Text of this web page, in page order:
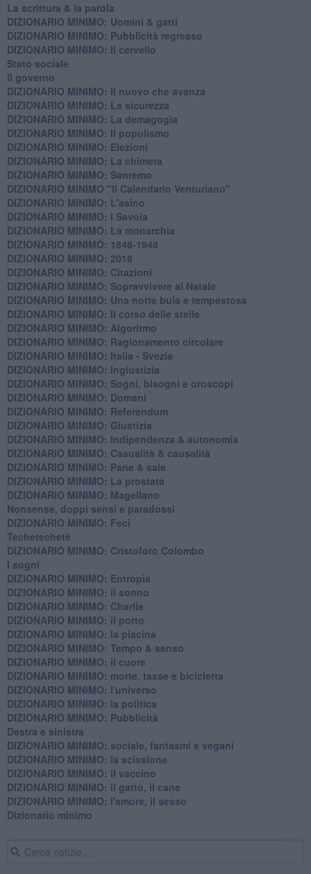
La scrittura & la parola
​DIZIONARIO MINIMO: Uomini & gatti
DIZIONARIO MINIMO: ​Pubblicità regresso
DIZIONARIO MINIMO: Il cervello
Stato sociale
Il governo
DIZIONARIO MINIMO: Il nuovo che avanza
DIZIONARIO MINIMO: La sicurezza
DIZIONARIO MINIMO: La demagogia
DIZIONARIO MINIMO: Il populismo
DIZIONARIO MINIMO: Elezioni
DIZIONARIO MINIMO: La chimera
DIZIONARIO MINIMO: Sanremo
DIZIONARIO MINIMO "Il Calendario Venturiano"
DIZIONARIO MINIMO: L'asino
DIZIONARIO MINIMO: I Savoia
DIZIONARIO MINIMO: La monarchia
DIZIONARIO MINIMO: 1848-1948
DIZIONARIO MINIMO: 2018
DIZIONARIO MINIMO: Citazioni
DIZIONARIO MINIMO: ​Sopravvivere al Natale
DIZIONARIO MINIMO: ​Una notte buia e tempestosa
DIZIONARIO MINIMO: Il corso delle stelle
DIZIONARIO MINIMO: Algoritmo
DIZIONARIO MINIMO: Ragionamento circolare
DIZIONARIO MINIMO: Italia - Svezia
DIZIONARIO MINIMO: ​Ingiustizia
DIZIONARIO MINIMO: ​Sogni, bisogni e oroscopi
DIZIONARIO MINIMO: Domani
DIZIONARIO MINIMO: Referendum
DIZIONARIO MINIMO: Giustizia
DIZIONARIO MINIMO: ​Indipendenza & autonomia
DIZIONARIO MINIMO: ​Casualità & causalità
​DIZIONARIO MINIMO: Pane & sale
DIZIONARIO MINIMO: La prostata
​DIZIONARIO MINIMO: Magellano
Nonsense, doppi sensi e paradossi
DIZIONARIO MINIMO: Feci
Techetechetè
DIZIONARIO MINIMO: Cristoforo Colombo
I sogni
DIZIONARIO MINIMO: Entropia
DIZIONARIO MINIMO: il sonno
DIZIONARIO MINIMO: Charlie
DIZIONARIO MINIMO: il porto
DIZIONARIO MINIMO: la piscina
DIZIONARIO MINIMO: Tempo & senso
DIZIONARIO MINIMO: il cuore
DIZIONARIO MINIMO: morte, tasse e bicicletta
DIZIONARIO MINIMO: l'universo
DIZIONARIO MINIMO: la politica
DIZIONARIO MINIMO: Pubblicità
Destra e sinistra
DIZIONARIO MINIMO: sociale, fantasmi e vegani
DIZIONARIO MINIMO: la scissione
DIZIONARIO MINIMO: il vaccino
DIZIONARIO MINIMO: il gatto, il cane
DIZIONARIO MINIMO: l'amore, il sesso
Dizionario minimo